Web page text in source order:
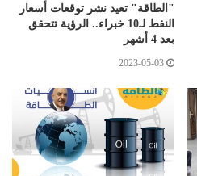
"الطاقة" تعيد نشر توقعات أسعار
النفط لـ10 خبراء.. الرؤية تتحقق
بعد 4 أشهر
2023-05-03